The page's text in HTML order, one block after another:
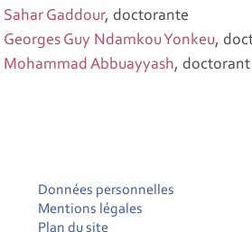
Sahar Gaddour, doctorante
Georges Guy Ndamkou Yonkeu,
Mohammad Abbuayyash, doctorant
Données personnelles
Mentions légales
Plan du site